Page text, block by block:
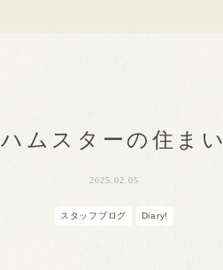
ハムスターの住まい
2025.02.05
スタッフブログ Diary!